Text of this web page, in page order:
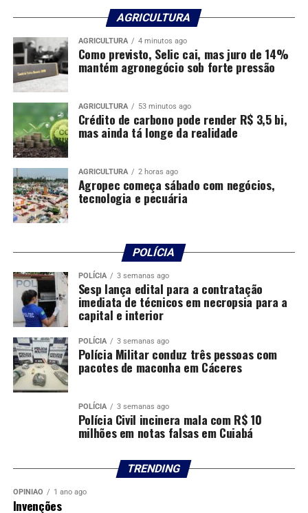
AGRICULTURA
AGRICULTURA 4 minutos ago
Como previsto, Selic cai, mas juro de 14%
mantém agronegócio sob forte pressão
AGRICULTURA 53 minutos ago
Crédito de carbono pode render R$ 3,5 bi,
mas ainda tá longe da realidade
AGRICULTURA 2 horas ago
Agropec começa sábado com negócios,
tecnologia e pecuária
POLÍCIA
POLÍCIA 3 semanas ago
Sesp lança edital para a contratação
imediata de técnicos em necropsia para a
capital e interior
POLÍCIA 3 semanas ago
Polícia Militar conduz três pessoas com
pacotes de maconha em Cáceres
POLÍCIA 3 semanas ago
Polícia Civil incinera mala com R$ 10
milhões em notas falsas em Cuiabá
TRENDING
OPINIÃO 1 ano ago
Invenções